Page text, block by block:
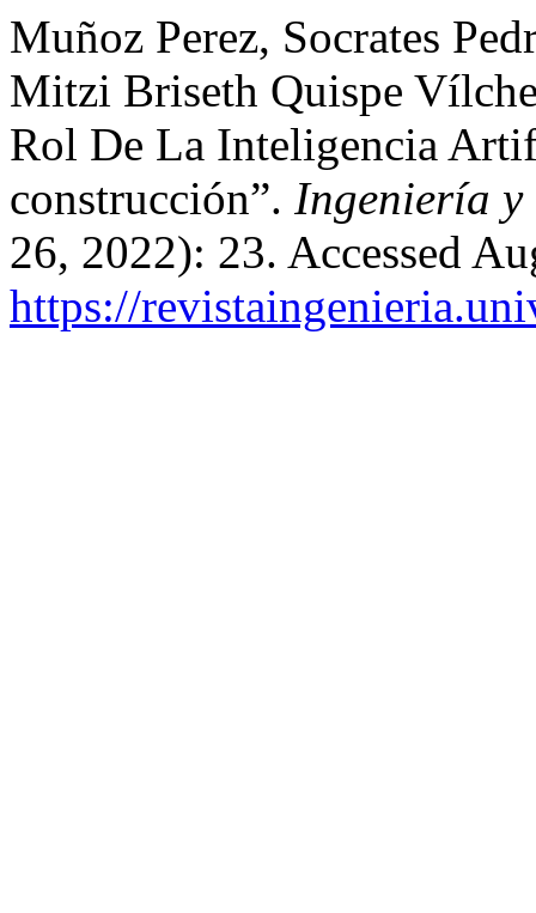
Muñoz Perez, Socrates
Mitzi Briseth Quispe
Rol De La Inteligencia
construcción”. Ingeniería
26, 2022): 23. Accessed
https://